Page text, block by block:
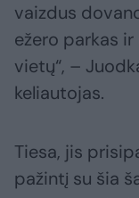
vaizdus
ežero parkas
vietų“, –
keliautojas.
Tiesa, jis
pažintį su šia